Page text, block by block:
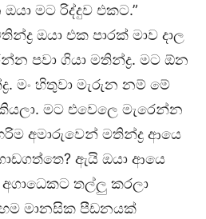
මට රිද්දුව එකට.”
ඔයා එක පාරක් මාව දාල
පවා ගියා මතින්ද්‍ර. මට ඕන
මං හිතුවා මැරුන නම් මේ
මට එවෙලෙ මැරෙන්න
අමාරුවෙන් මතින්ද්‍ර ආයෙ
ඇයි ඔයා ආයෙ
තල්ලු කරලා
මානසික පීඩනයක්